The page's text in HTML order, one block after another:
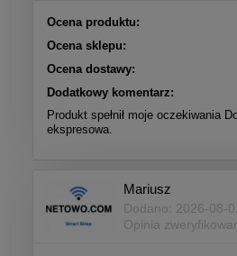
Ocena produktu:
Ocena sklepu:
Ocena dostawy:
Dodatkowy komentarz:
Produkt spełnił moje oczekiwania
ekspresowa.
Mariusz
Dodano: 2026-08-
Opinia